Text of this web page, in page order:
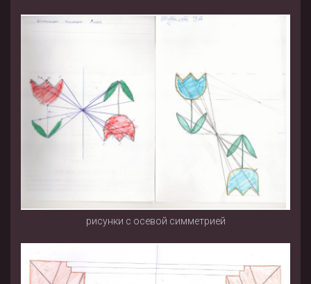
рисунки с осевой симметрией